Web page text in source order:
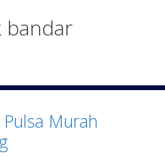
bandar
Pulsa Murah